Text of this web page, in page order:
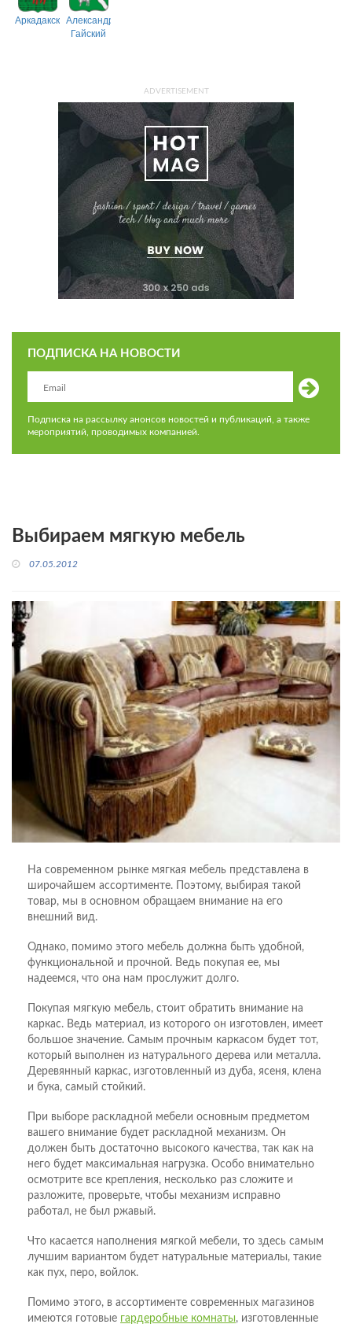
АркадакскийАлександрово-
Гайский
ADVERTISEMENT
ПОДПИСКА НА НОВОСТИ
Подписка на рассылку анонсов новостей и публикаций, а также
мероприятий, проводимых компанией.
Выбираем мягкую мебель
07.05.2012
На современном рынке мягкая мебель представлена в
широчайшем ассортименте. Поэтому, выбирая такой
товар, мы в основном обращаем внимание на его
внешний вид.
Однако, помимо этого мебель должна быть удобной,
функциональной и прочной. Ведь покупая ее, мы
надеемся, что она нам прослужит долго.
Покупая мягкую мебель, стоит обратить внимание на
каркас. Ведь материал, из которого он изготовлен, имеет
большое значение. Самым прочным каркасом будет тот,
который выполнен из натурального дерева или металла.
Деревянный каркас, изготовленный из дуба, ясеня, клена
и бука, самый стойкий.
При выборе раскладной мебели основным предметом
вашего внимание будет раскладной механизм. Он
должен быть достаточно высокого качества, так как на
него будет максимальная нагрузка. Особо внимательно
осмотрите все крепления, несколько раз сложите и
разложите, проверьте, чтобы механизм исправно
работал, не был ржавый.
Что касается наполнения мягкой мебели, то здесь самым
лучшим вариантом будет натуральные материалы, такие
как пух, перо, войлок.
Помимо этого, в ассортименте современных магазинов
имеются готовые гардеробные комнаты, изготовленные